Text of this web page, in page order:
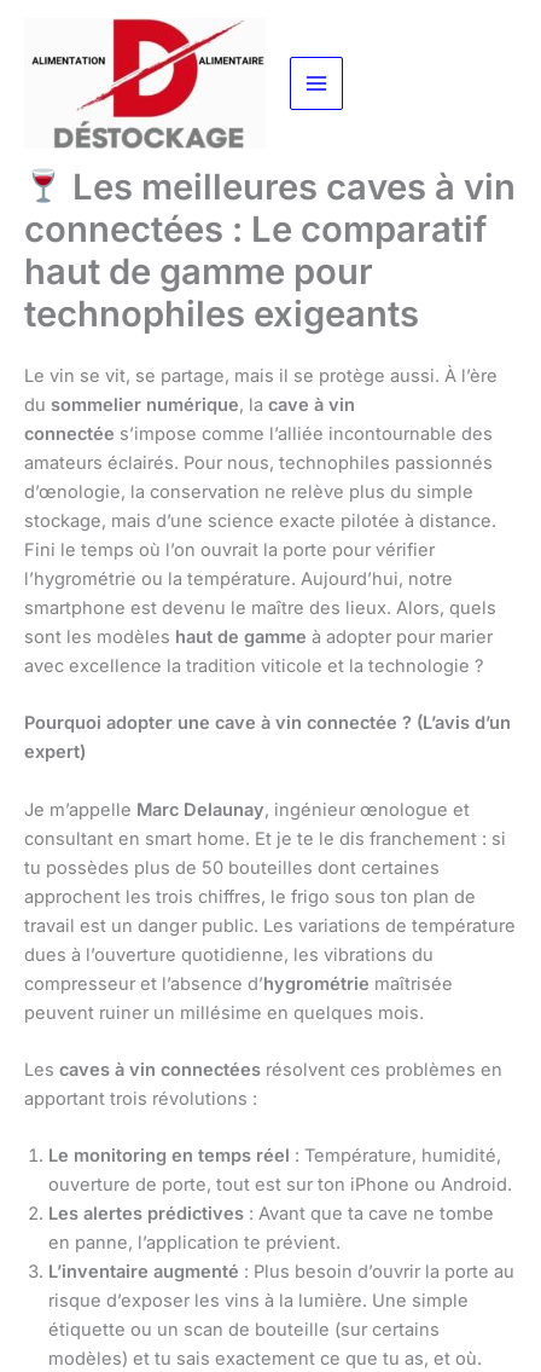
contenu
Les meilleures caves à vin
connectées : Le comparatif
haut de gamme pour
technophiles exigeants
Le vin se vit, se partage, mais il se protège aussi. À l’ère
du sommelier numérique, la cave à vin
connectée s’impose comme l’alliée incontournable des
amateurs éclairés. Pour nous, technophiles passionnés
d’œnologie, la conservation ne relève plus du simple
stockage, mais d’une science exacte pilotée à distance.
Fini le temps où l’on ouvrait la porte pour vérifier
l’hygrométrie ou la température. Aujourd’hui, notre
smartphone est devenu le maître des lieux. Alors, quels
sont les modèles haut de gamme à adopter pour marier
avec excellence la tradition viticole et la technologie ?
Pourquoi adopter une cave à vin connectée ? (L’avis d’un
expert)
Je m’appelle Marc Delaunay, ingénieur œnologue et
consultant en smart home. Et je te le dis franchement : si
tu possèdes plus de 50 bouteilles dont certaines
approchent les trois chiffres, le frigo sous ton plan de
travail est un danger public. Les variations de température
dues à l’ouverture quotidienne, les vibrations du
compresseur et l’absence d’hygrométrie maîtrisée
peuvent ruiner un millésime en quelques mois.
Les caves à vin connectées résolvent ces problèmes en
apportant trois révolutions :
Le monitoring en temps réel : Température, humidité,
ouverture de porte, tout est sur ton iPhone ou Android.
Les alertes prédictives : Avant que ta cave ne tombe
en panne, l’application te prévient.
L’inventaire augmenté : Plus besoin d’ouvrir la porte au
risque d’exposer les vins à la lumière. Une simple
étiquette ou un scan de bouteille (sur certains
modèles) et tu sais exactement ce que tu as, et où.